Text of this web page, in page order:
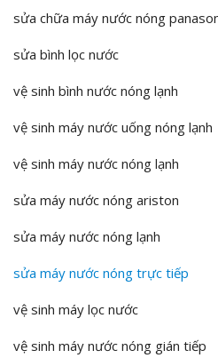
sửa chữa máy nước nóng
sửa bình lọc nước
vệ sinh bình nước nóng lạnh
vệ sinh máy nước uống nóng lạnh
vệ sinh máy nước nóng lạnh
sửa máy nước nóng ariston
sửa máy nước nóng lạnh
sửa máy nước nóng trực tiếp
vệ sinh máy lọc nước
vệ sinh máy nước nóng gián tiếp